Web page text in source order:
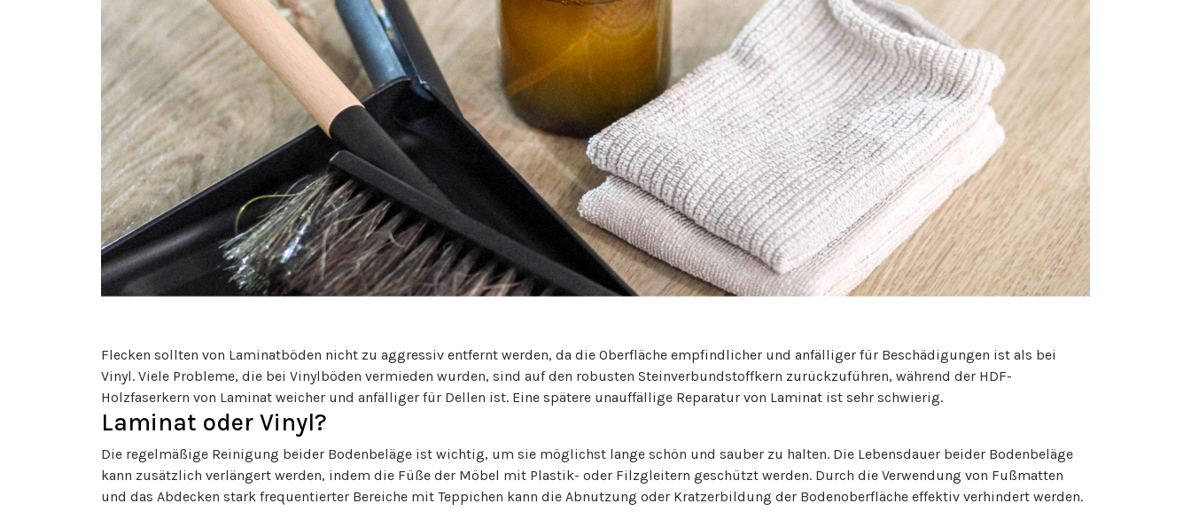
Flecken sollten von Laminatböden nicht zu aggressiv entfernt werden, da die Oberfläche empfindlicher und anfälliger für Beschädigungen ist als bei
Vinyl. Viele Probleme, die bei Vinylböden vermieden wurden, sind auf den robusten Steinverbundstoffkern zurückzuführen, während der HDF-
Holzfaserkern von Laminat weicher und anfälliger für Dellen ist. Eine spätere unauffällige Reparatur von Laminat ist sehr schwierig.
Laminat oder Vinyl?
Die regelmäßige Reinigung beider Bodenbeläge ist wichtig, um sie möglichst lange schön und sauber zu halten. Die Lebensdauer beider Bodenbeläge
kann zusätzlich verlängert werden, indem die Füße der Möbel mit Plastik- oder Filzgleitern geschützt werden. Durch die Verwendung von Fußmatten
und das Abdecken stark frequentierter Bereiche mit Teppichen kann die Abnutzung oder Kratzerbildung der Bodenoberfläche effektiv verhindert werden.